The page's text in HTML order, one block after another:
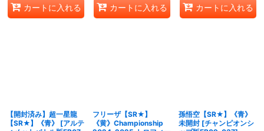
カートに入れる カートに入れる カートに入れる
【開封済み】超一星龍
【SR★】《青》
[アルテ
フリーザ【SR★】
《黄》Championship
孫悟空【SR★】《青》
未開封 [チャンピオンシ